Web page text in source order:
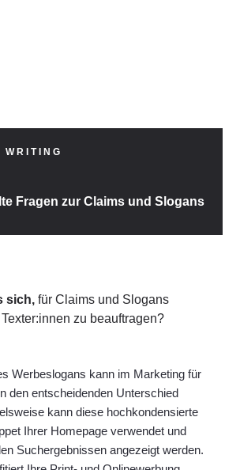
WRITING
Fragen zur Claims und Slogans
sich, für Claims und Slogans
zu beauftragen?
Werbeslogans kann im Marketing für
den entscheidenden Unterschied
kann diese hochkondensierte
Ihrer Homepage verwendet und
Suchergebnissen angezeigt werden.